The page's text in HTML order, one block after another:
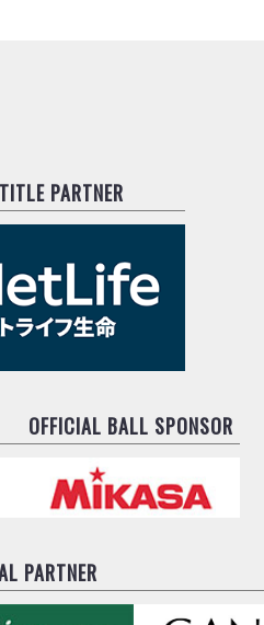
PARTNER
OFFICIAL BALL SPONSOR
PARTNER